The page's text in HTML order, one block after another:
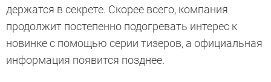
держатся в секрете. Скорее всего, компания
продолжит постепенно подогревать интерес к
новинке с помощью серии тизеров, а официальная
информация появится позднее.